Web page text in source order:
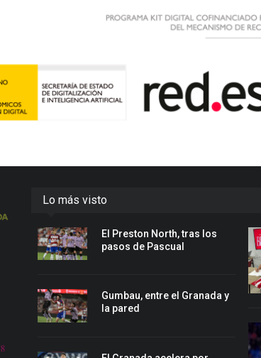
Lo más visto
El Preston North, tras los
pasos de Pascual
Gumbau, entre el Granada y
la pared